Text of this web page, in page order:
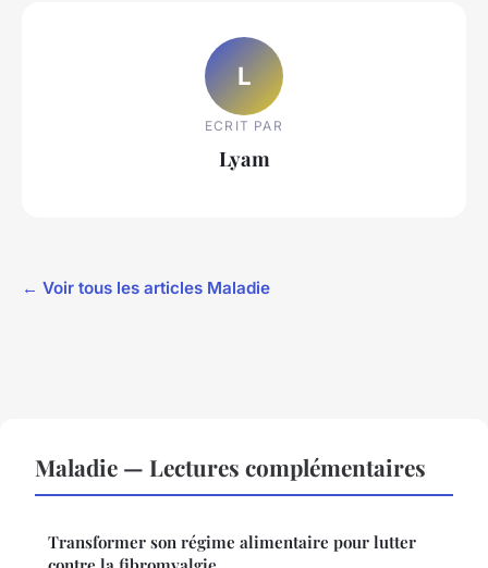
L
ECRIT PAR
Lyam
← Voir tous les articles Maladie
Maladie — Lectures complémentaires
Transformer son régime alimentaire pour lutter